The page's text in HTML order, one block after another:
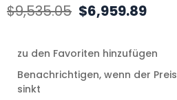
$9,535.05 $6,959.89
zu den Favoriten hinzufügen
Benachrichtigen, wenn der Preis
sinkt